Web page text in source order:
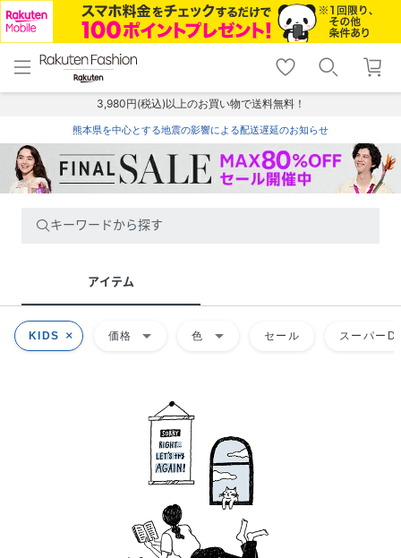
menu home
トップ
shopping_cart lock_outline
ログイン
3,980円(税込)以上のお買い物で送料無料！
熊本県を中心とする地震の影響による配送遅延のお知らせ
キーワードから探す
アイテム
KIDS 価格 arrow_drop_down 色 arrow_drop_down セール スーパー